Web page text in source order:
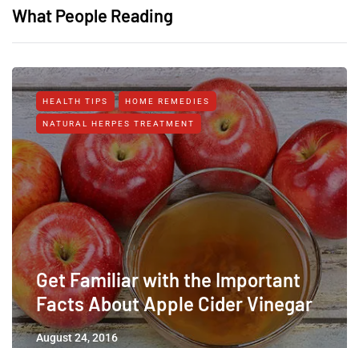
What People Reading
HEALTH TIPS HOME REMEDIES
NATURAL HERPES TREATMENT‎
Get Familiar with the Important
Facts About Apple Cider Vinegar
August 24, 2016